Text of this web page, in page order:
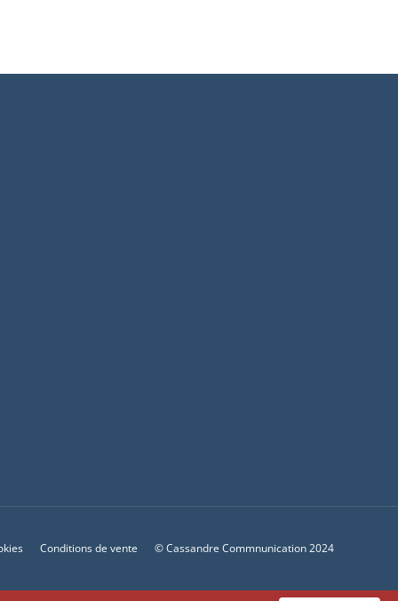
Conditions de vente © Cassandre Commnunication 2024